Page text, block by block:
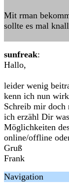
Mit rman
sollte es mal
sunfreak:
Hallo,
leider wenig
kenn ich nun
Schreib mir doch
ich erzähl Dir
Möglichkeiten
online/offline
Gruß
Frank
Navigation